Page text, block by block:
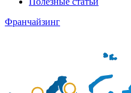
Франчайзинг